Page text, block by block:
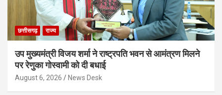
छत्तीसगढ़ राज्य
उप मुख्यमंत्री विजय शर्मा ने राष्ट्रपति भवन से आमंत्रण मिलने
पर रेणुका गोस्वामी को दी बधाई
August 6, 2026 News Desk